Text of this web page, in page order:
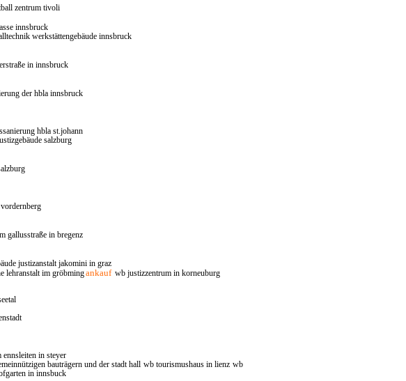
zentrum tivoli
innsbruck
werkstättengebäude innsbruck
in innsbruck
der hbla innsbruck
hbla st.johann
salzburg
gallusstraße in bregenz
justizanstalt jakomini in graz
lehranstalt im gröbmingankauf wb justizzentrum in korneuburg
in steyer
bauträgern und der stadt hall wb tourismushaus in lienz wb
in innsbuck